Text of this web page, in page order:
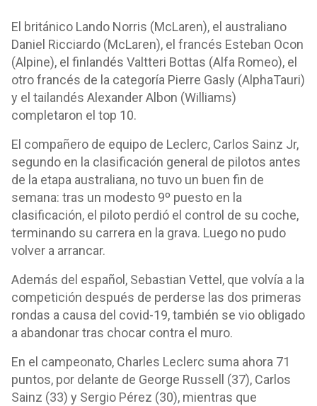
El británico Lando Norris (McLaren), el australiano
Daniel Ricciardo (McLaren), el francés Esteban Ocon
(Alpine), el finlandés Valtteri Bottas (Alfa Romeo), el
otro francés de la categoría Pierre Gasly (AlphaTauri)
y el tailandés Alexander Albon (Williams)
completaron el top 10.
El compañero de equipo de Leclerc, Carlos Sainz Jr,
segundo en la clasificación general de pilotos antes
de la etapa australiana, no tuvo un buen fin de
semana: tras un modesto 9º puesto en la
clasificación, el piloto perdió el control de su coche,
terminando su carrera en la grava. Luego no pudo
volver a arrancar.
Además del español, Sebastian Vettel, que volvía a la
competición después de perderse las dos primeras
rondas a causa del covid-19, también se vio obligado
a abandonar tras chocar contra el muro.
En el campeonato, Charles Leclerc suma ahora 71
puntos, por delante de George Russell (37), Carlos
Sainz (33) y Sergio Pérez (30), mientras que